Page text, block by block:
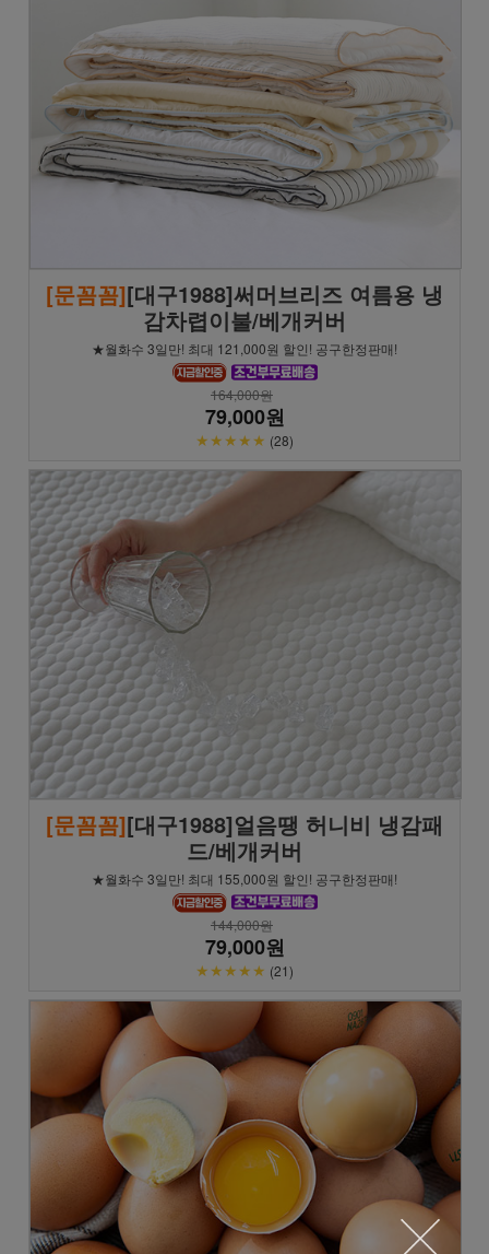
[문꼼꼼][대구1988]써머브리즈 여름용 냉
감차렵이불/베개커버
★월화수 3일만! 최대 121,000원 할인! 공구한정판매!
164,000원
79,000원
★★★★★ (28)
[문꼼꼼][대구1988]얼음땡 허니비 냉감패
드/베개커버
★월화수 3일만! 최대 155,000원 할인! 공구한정판매!
144,000원
79,000원
★★★★★ (21)